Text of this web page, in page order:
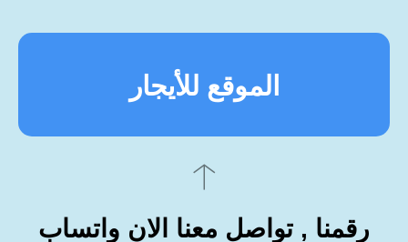
الموقع للأيجار
رقمنا , تواصل معنا الان واتساب